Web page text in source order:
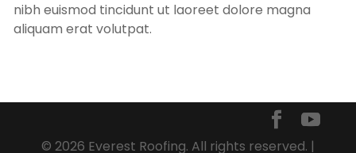
nibh euismod tincidunt ut laoreet dolore magna
aliquam erat volutpat.
© 2026 Everest Roofing. All rights reserved. |